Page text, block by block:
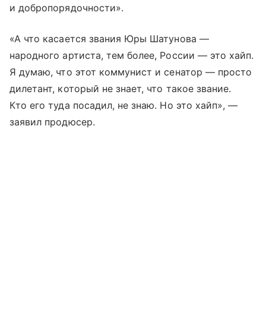
и добропорядочности».
«А что касается звания Юры Шатунова —
народного артиста, тем более, России — это хайп.
Я думаю, что этот коммунист и сенатор — просто
дилетант, который не знает, что такое звание.
Кто его туда посадил, не знаю. Но это хайп», —
заявил продюсер.